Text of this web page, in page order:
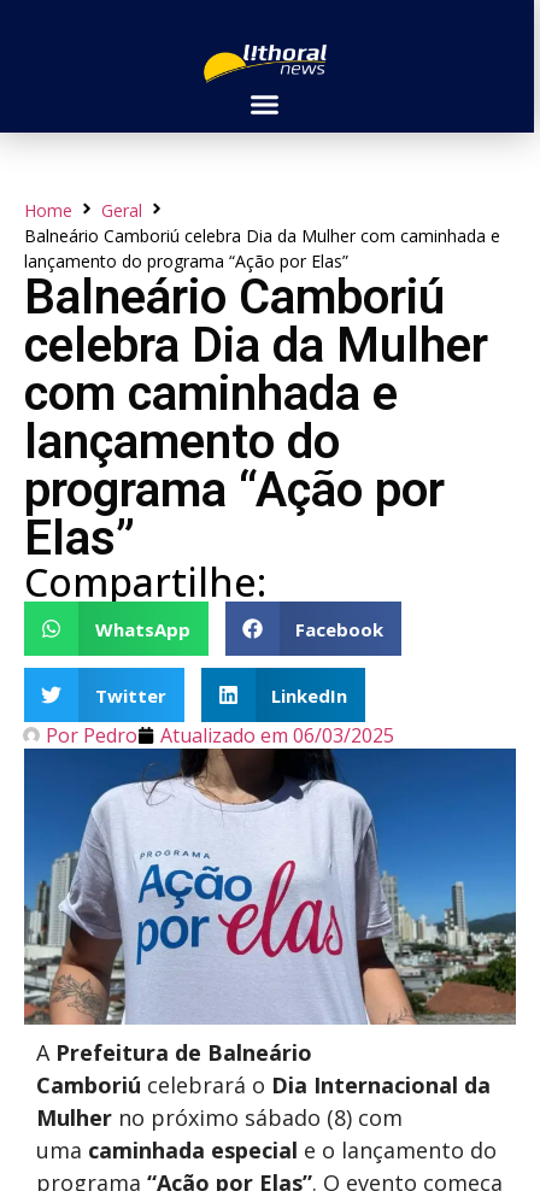
Home
Geral
Balneário Camboriú celebra Dia da Mulher com caminhada e
lançamento do programa “Ação por Elas”
Balneário Camboriú
celebra Dia da Mulher
com caminhada e
lançamento do
programa “Ação por
Elas”
Compartilhe:
WhatsApp Facebook
Twitter LinkedIn
Por Pedro Atualizado em 06/03/2025
A Prefeitura de Balneário
Camboriú celebrará o Dia Internacional da
Mulher no próximo sábado (8) com
uma caminhada especial e o lançamento do
programa “Ação por Elas”. O evento começa